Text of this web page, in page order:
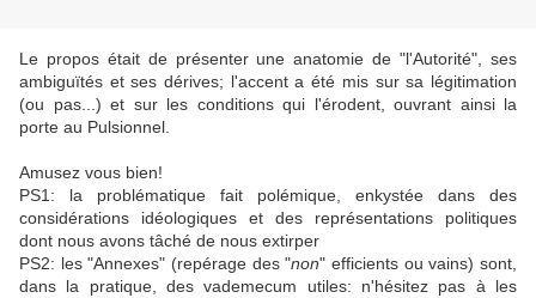
Le propos était de présenter une anatomie de "l'Autorité", ses
ambiguïtés et ses dérives; l'accent a été mis sur sa légitimation
(ou pas...) et sur les conditions qui l'érodent, ouvrant ainsi la
porte au Pulsionnel.
Amusez vous bien!
PS1: la problématique fait polémique, enkystée dans des
considérations idéologiques et des représentations politiques
dont nous avons tâché de nous extirper
PS2: les "Annexes" (repérage des "non" efficients ou vains) sont,
dans la pratique, des vademecum utiles: n'hésitez pas à les